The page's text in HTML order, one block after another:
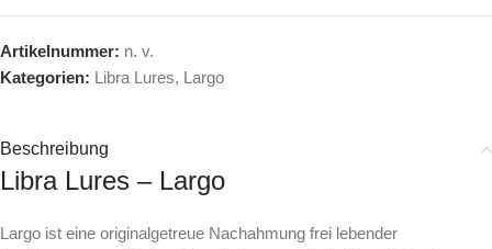
Artikelnummer: n. v.
Kategorien: Libra Lures, Largo
Beschreibung
Libra Lures – Largo
Largo ist eine originalgetreue Nachahmung frei lebender